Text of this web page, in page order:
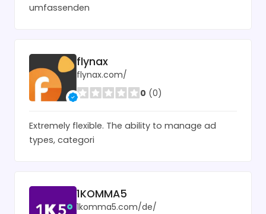
umfassenden
flynax
flynax.com/
0 (0)
Extremely flexible. The ability to manage ad
types, categori
1KOMMA5
1komma5.com/de/